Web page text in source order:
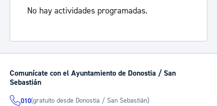
No hay actividades programadas.
Comunícate con el Ayuntamiento de Donostia / San
Sebastián
010(gratuito desde Donostia / San Sebastián)